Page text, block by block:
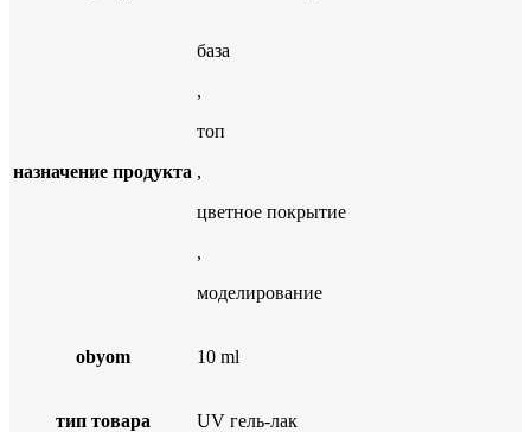
назначение продукта
база
,
топ
,
цветное покрытие
,
моделирование
obyom 10 ml
тип товара UV гель-лак